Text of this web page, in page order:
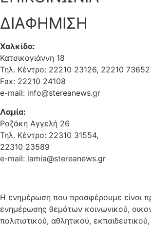
ΔΙΑΦΗΜΙΣΗ
Χαλκίδα:
Κατσικογιάννη 18
Τηλ. Κέντρο: 22210 23126, 22210 73652
Fax: 22210 24108
e-mail: info@stereanews.gr
Λαμία:
Ροζάκη Αγγελή 26
Τηλ. Κέντρο: 22310 31554,
22310 23589
e-mail: lamia@stereanews.gr
Η ενημέρωση που προσφέρουμε είναι
ενημέρωσης θεμάτων κοινωνικού,
πολιτιστικού, αθλητικού,